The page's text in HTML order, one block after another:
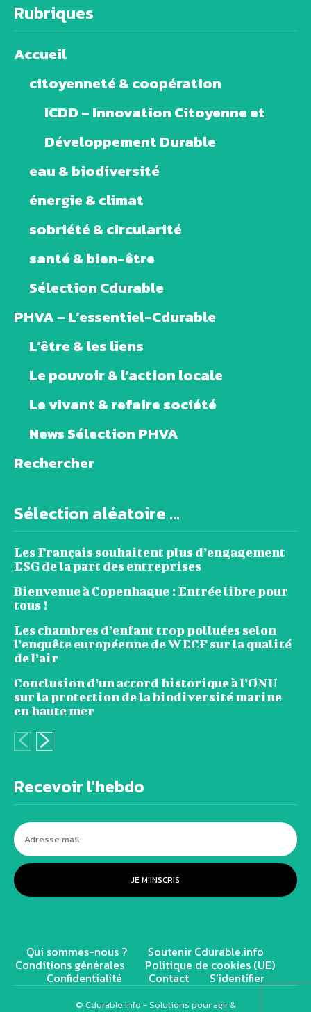
Rubriques
Accueil
citoyenneté & coopération
ICDD – Innovation Citoyenne et
Développement Durable
eau & biodiversité
énergie & climat
sobriété & circularité
santé & bien-être
Sélection Cdurable
PHVA – L’essentiel-Cdurable
L’être & les liens
Le pouvoir & l’action locale
Le vivant & refaire société
News Sélection PHVA
Rechercher
Sélection aléatoire ...
Les Français souhaitent plus d’engagement
ESG de la part des entreprises
Bienvenue à Copenhague : Entrée libre pour
tous !
Les chambres d’enfant trop polluées selon
l’enquête européenne de WECF sur la qualité
de l’air
Conclusion d’un accord historique à l’ONU
sur la protection de la biodiversité marine
en haute mer
Recevoir l'hebdo
JE M'INSCRIS
Qui sommes-nous ? Soutenir Cdurable.info
Conditions générales Politique de cookies (UE)
Confidentialité Contact S’identifier
© Cdurable.info - Solutions pour agir &